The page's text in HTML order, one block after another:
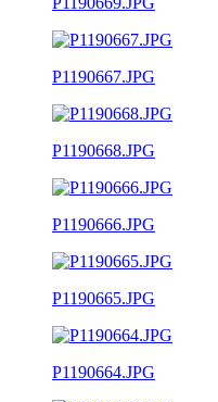
P1190667.JPG
P1190668.JPG
P1190666.JPG
P1190665.JPG
P1190664.JPG